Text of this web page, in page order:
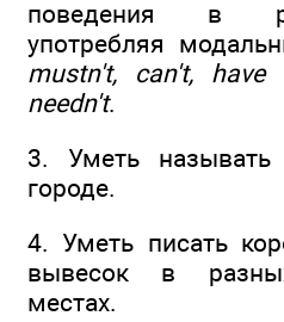
поведения в
употребляя
mustn't, can't,
needn't.
3. Уметь
городе.
4. Уметь писать
вывесок в
местах.